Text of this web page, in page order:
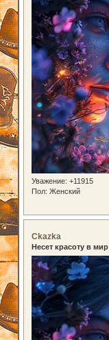
Уважение: +11915
Пол: Женский
Ckazka
Несет красоту в мир